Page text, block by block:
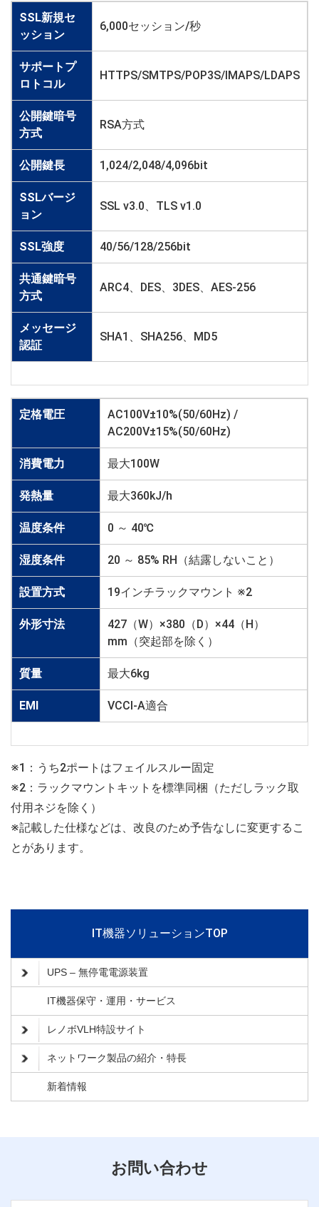
SSL新規セ
ッション
6,000セッション/秒
サポートプ
ロトコル
HTTPS/SMTPS/POP3S/IMAPS/LDAPS
公開鍵暗号
方式
RSA方式
公開鍵長 1,024/2,048/4,096bit
SSLバージ
ョン
SSL v3.0、TLS v1.0
SSL強度 40/56/128/256bit
共通鍵暗号
方式
ARC4、DES、3DES、AES-256
メッセージ
認証
SHA1、SHA256、MD5
定格電圧
AC100V±10%(50/60Hz) /
AC200V±15%(50/60Hz)
消費電力 最大100W
発熱量 最大360kJ/h
温度条件 0 ～ 40℃
湿度条件 20 ～ 85% RH（結露しないこと）
設置方式 19インチラックマウント ※2
外形寸法
427（W）×380（D）×44（H）
mm（突起部を除く）
質量 最大6kg
EMI VCCI-A適合
※1：うち2ポートはフェイルスルー固定
※2：ラックマウントキットを標準同梱（ただしラック取
付用ネジを除く）
※記載した仕様などは、改良のため予告なしに変更するこ
とがあります。
IT機器ソリューションTOP
UPS – 無停電電源装置
IT機器保守・運用・サービス
レノボVLH特設サイト
ネットワーク製品の紹介・特長
新着情報
お問い合わせ